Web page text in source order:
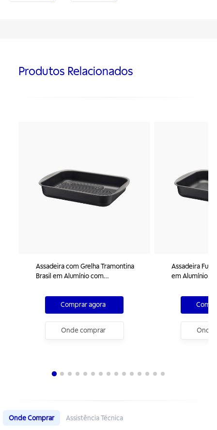
Produtos Relacionados
Assadeira com Grelha Tramontina
Brasil em Alumínio com
Antiaderente Starflon Max Grafite
34 cm 4,9 LComprar agora
Onde comprar
Assadeira
em Alumínio
Starflon Max
Onde
Onde Comprar Assistência Técnica